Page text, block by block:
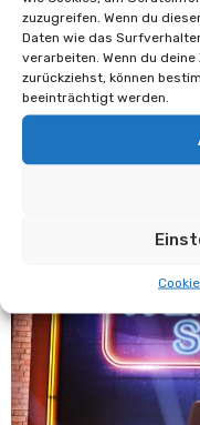
zuzugreifen. Wenn du
Daten wie das
verarbeiten. Wenn du
zurückziehst, können
beeinträchtigt werden.
Keine Kommentare
Im Dezember
Schweizer Cups,
Gesprächsstoff: